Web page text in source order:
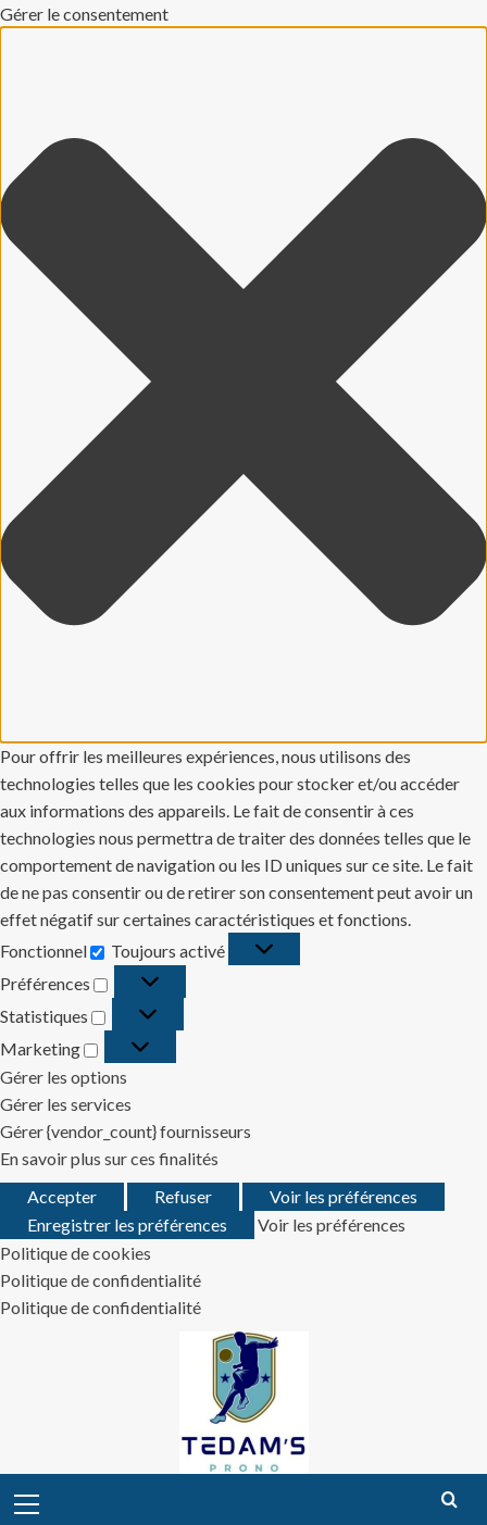
Gérer le consentement
Pour offrir les meilleures expériences, nous utilisons des
technologies telles que les cookies pour stocker et/ou accéder
aux informations des appareils. Le fait de consentir à ces
technologies nous permettra de traiter des données telles que le
comportement de navigation ou les ID uniques sur ce site. Le fait
de ne pas consentir ou de retirer son consentement peut avoir un
effet négatif sur certaines caractéristiques et fonctions.
Fonctionnel
Fonctionnel
Toujours activé
Préférences
Préférences
Statistiques
Statistiques
Marketing
Marketing
Gérer les options
Gérer les services
Gérer {vendor_count} fournisseurs
En savoir plus sur ces finalités
Accepter
Refuser
Voir les préférences
Enregistrer les préférences
Voir les préférences
Politique de cookies
Politique de confidentialité
Politique de confidentialité
Menu